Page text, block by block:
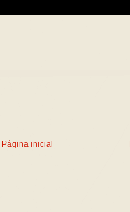
Página inicial